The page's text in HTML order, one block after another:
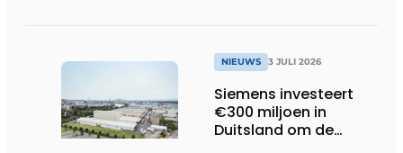
NIEUWS 3 JULI 2026
Siemens investeert
€300 miljoen in
Duitsland om de